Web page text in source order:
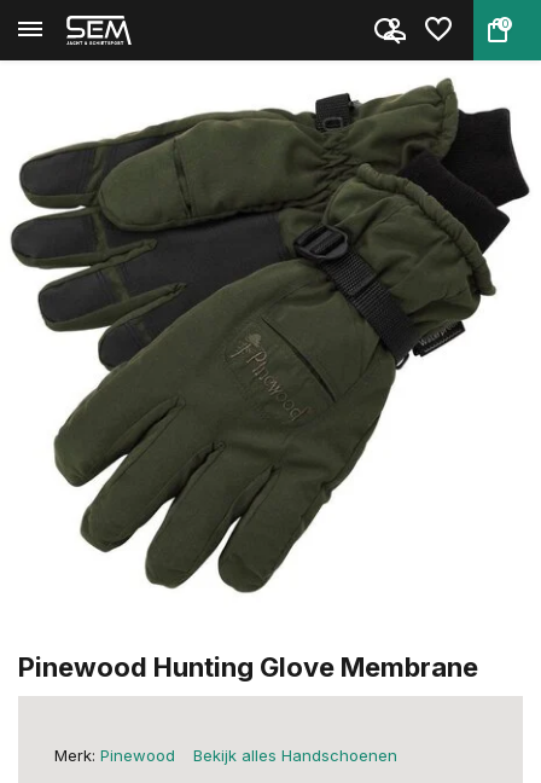
0
Terug Home Pinewood Hunting Glove Membran...
Pinewood Hunting Glove Membrane
Merk: Pinewood Bekijk alles Handschoenen